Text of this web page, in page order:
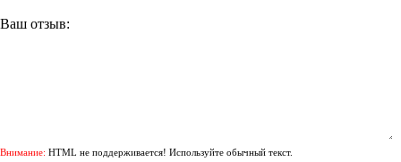
Ваш отзыв:
Внимание: HTML не поддерживается! Используйте обычный текст.